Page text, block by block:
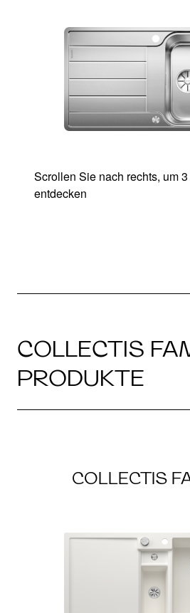
Scrollen Sie nach rechts, um
entdecken
COLLECTIS
PRODUKTE
COLLECTIS